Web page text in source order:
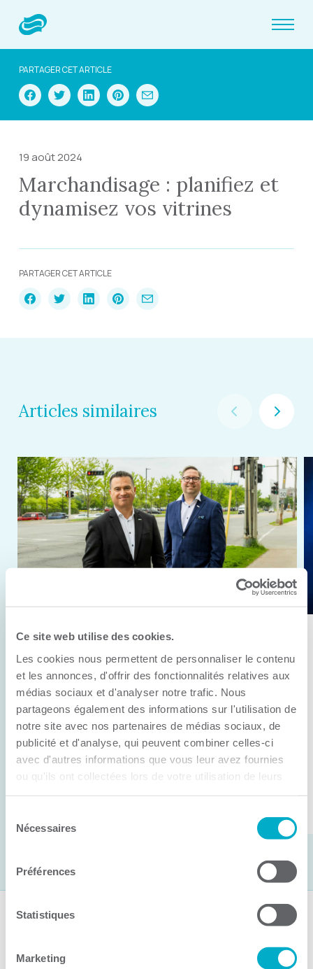
Ce site web utilise des cookies.
Les cookies nous permettent de personnaliser le contenu
et les annonces, d'offrir des fonctionnalités relatives aux
médias sociaux et d'analyser notre trafic. Nous
partageons également des informations sur l'utilisation de
notre site avec nos partenaires de médias sociaux, de
publicité et d'analyse, qui peuvent combiner celles-ci
avec d'autres informations que vous leur avez fournies
ou qu'ils ont collectées lors de votre utilisation de leurs
Nécessaires
Préférences
Statistiques
Marketing
PARTAGER CET ARTICLE
19 août 2024
Marchandisage : planifiez et
dynamisez vos vitrines
PARTAGER CET ARTICLE
Articles similaires
11 juin 2026
Anick Métivier devient le nouveau
président de la CCI3R
C’est lors de son assemblée générale annuelle
tenue hier que la Chambre de commerce et
d’industries de ...
Lire la suite
Suivez-nous